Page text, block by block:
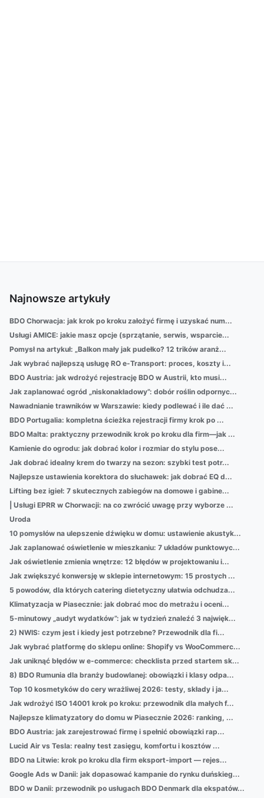
Najnowsze artykuły
BDO Chorwacja: jak krok po kroku założyć firmę i uzyskać num...
Usługi AMICE: jakie masz opcje (sprzątanie, serwis, wsparcie...
Pomysł na artykuł: „Balkon mały jak pudełko? 12 trików aranż...
Jak wybrać najlepszą usługę RO e-Transport: proces, koszty i...
BDO Austria: jak wdrożyć rejestrację BDO w Austrii, kto musi...
Jak zaplanować ogród „niskonakładowy”: dobór roślin odpornyc...
Nawadnianie trawników w Warszawie: kiedy podlewać i ile dać ...
BDO Portugalia: kompletna ścieżka rejestracji firmy krok po ...
BDO Malta: praktyczny przewodnik krok po kroku dla firm—jak ...
Kamienie do ogrodu: jak dobrać kolor i rozmiar do stylu pose...
Jak dobrać idealny krem do twarzy na sezon: szybki test potr...
Najlepsze ustawienia korektora do słuchawek: jak dobrać EQ d...
Lifting bez igieł: 7 skutecznych zabiegów na domowe i gabine...
| Usługi EPRR w Chorwacji: na co zwrócić uwagę przy wyborze ...
Uroda
10 pomysłów na ulepszenie dźwięku w domu: ustawienie akustyk...
Jak zaplanować oświetlenie w mieszkaniu: 7 układów punktowyc...
Jak oświetlenie zmienia wnętrze: 12 błędów w projektowaniu i...
Jak zwiększyć konwersję w sklepie internetowym: 15 prostych ...
5 powodów, dla których catering dietetyczny ułatwia odchudza...
Klimatyzacja w Piasecznie: jak dobrać moc do metrażu i oceni...
5-minutowy „audyt wydatków”: jak w tydzień znaleźć 3 najwięk...
2) NWIS: czym jest i kiedy jest potrzebne? Przewodnik dla fi...
Jak wybrać platformę do sklepu online: Shopify vs WooCommerc...
Jak uniknąć błędów w e-commerce: checklista przed startem sk...
8) BDO Rumunia dla branży budowlanej: obowiązki i klasy odpa...
Top 10 kosmetyków do cery wrażliwej 2026: testy, składy i ja...
Jak wdrożyć ISO 14001 krok po kroku: przewodnik dla małych f...
Najlepsze klimatyzatory do domu w Piasecznie 2026: ranking, ...
BDO Austria: jak zarejestrować firmę i spełnić obowiązki rap...
Lucid Air vs Tesla: realny test zasięgu, komfortu i kosztów ...
BDO na Litwie: krok po kroku dla firm eksport‑import — rejes...
Google Ads w Danii: jak dopasować kampanie do rynku duńskieg...
BDO w Danii: przewodnik po usługach BDO Denmark dla ekspatów...